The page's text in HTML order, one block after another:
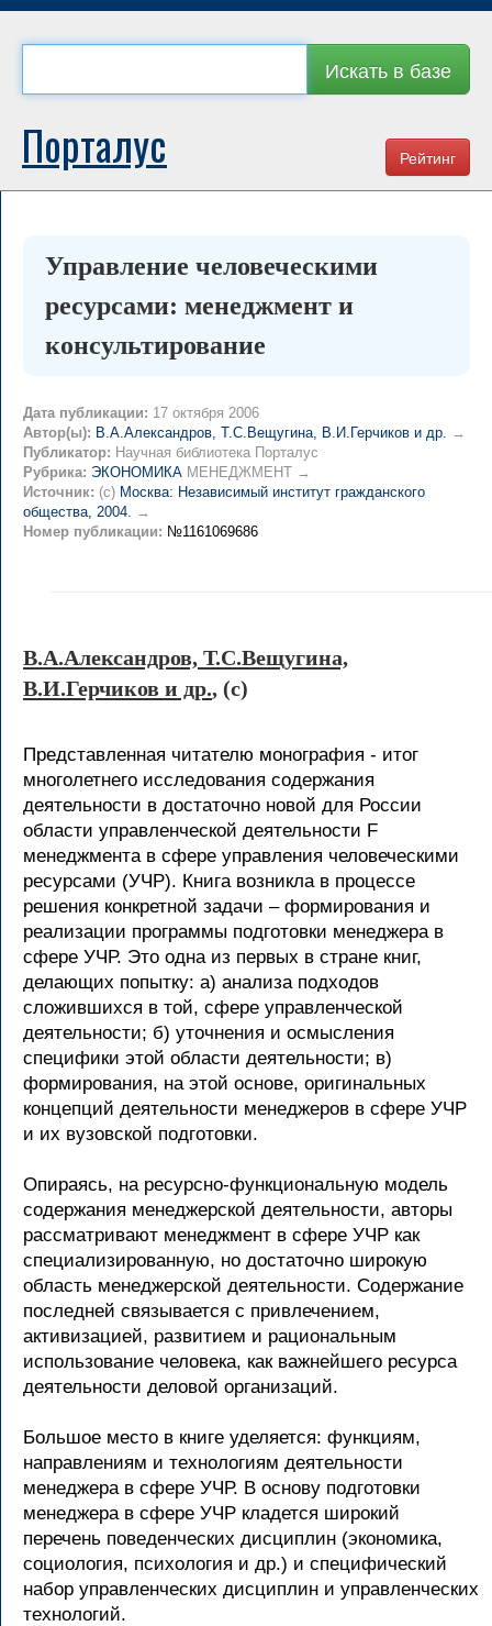
Искать в базе
Рейтинг
Порталус
Управление человеческими
ресурсами: менеджмент и
консультирование
Дата публикации: 17 октября 2006
Автор(ы): В.А.Александров, Т.С.Вещугина, В.И.Герчиков и др. →
Публикатор: Научная библиотека Порталус
Рубрика: ЭКОНОМИКА МЕНЕДЖМЕНТ →
Источник: (c) Москва: Независимый институт гражданского
общества, 2004. →
Номер публикации: №1161069686
В.А.Александров, Т.С.Вещугина,
В.И.Герчиков и др., (c)
Представленная читателю монография - итог
многолетнего исследования содержания
деятельности в достаточно новой для России
области управленческой деятельности F
менеджмента в сфере управления человеческими
ресурсами (УЧР). Книга возникла в процессе
решения конкретной задачи – формирования и
реализации программы подготовки менеджера в
сфере УЧР. Это одна из первых в стране книг,
делающих попытку: а) анализа подходов
сложившихся в той, сфере управленческой
деятельности; б) уточнения и осмысления
специфики этой области деятельности; в)
формирования, на этой основе, оригинальных
концепций деятельности менеджеров в сфере УЧР
и их вузовской подготовки.
Опираясь, на ресурсно-функциональную модель
содержания менеджерской деятельности, авторы
рассматривают менеджмент в сфере УЧР как
специализированную, но достаточно широкую
область менеджерской деятельности. Содержание
последней связывается с привлечением,
активизацией, развитием и рациональным
использование человека, как важнейшего ресурса
деятельности деловой организаций.
Большое место в книге уделяется: функциям,
направлениям и технологиям деятельности
менеджера в сфере УЧР. В основу подготовки
менеджера в сфере УЧР кладется широкий
перечень поведенческих дисциплин (экономика,
социология, психология и др.) и специфический
набор управленческих дисциплин и управленческих
технологий.